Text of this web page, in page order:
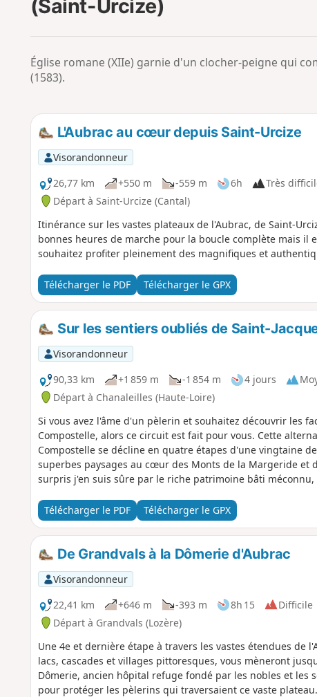
(Saint-Urcize)
Église romane (XIIe) garnie d'un clocher-peigne qui
(1583).
L'Aubrac au cœur depuis Saint-Urcize
Visorandonneur
26,77 km
+550 m -559 m 6h
Très
Départ à Saint-Urcize (Cantal)
Itinérance sur les vastes plateaux de l'Aubrac, de Saint-
bonnes heures de marche pour la boucle complète mais il
souhaitez profiter pleinement des magnifiques et
Télécharger le PDF Télécharger le GPX
Sur les sentiers oubliés de Saint-
Visorandonneur
90,33 km
+1 859 m -1 854 m 4 jours
Départ à Chanaleilles (Haute-Loire)
Si vous avez l'âme d'un pèlerin et souhaitez découvrir les
Compostelle, alors ce circuit est fait pour vous. Cette
Compostelle se décline en quatre étapes d'une vingtaine
superbes paysages au cœur des Monts de la Margeride et
surpris j'en suis sûre par le riche patrimoine bâti
Télécharger le PDF Télécharger le GPX
De Grandvals à la Dômerie d'Aubrac
Visorandonneur
22,41 km
+646 m -393 m 8h 15
Difficile
Départ à Grandvals (Lozère)
Une 4e et dernière étape à travers les vastes étendues de
lacs, cascades et villages pittoresques, vous mèneront
Dômerie, ancien hôpital refuge fondé par les nobles et les
pour protéger les pèlerins qui traversaient ce vaste plateau.